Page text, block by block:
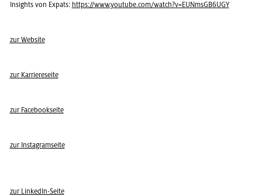
In­sights von Ex­pats: https://​www.​youtube.​com/​watch?​v=EUN​msGB​6UGY
zur Web­site
zur Kar­rie­re­sei­te
zur Face­book­sei­te
zur In­sta­gram­sei­te
zur Lin­kedIn-Seite